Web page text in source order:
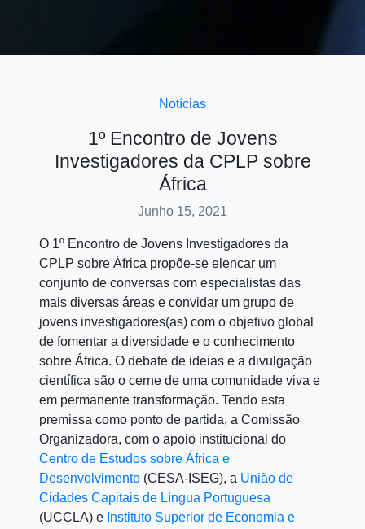
Notícias
1º Encontro de Jovens
Investigadores da CPLP sobre
África
Junho 15, 2021
O 1º Encontro de Jovens Investigadores da
CPLP sobre África propõe-se elencar um
conjunto de conversas com especialistas das
mais diversas áreas e convidar um grupo de
jovens investigadores(as) com o objetivo global
de fomentar a diversidade e o conhecimento
sobre África. O debate de ideias e a divulgação
científica são o cerne de uma comunidade viva e
em permanente transformação. Tendo esta
premissa como ponto de partida, a Comissão
Organizadora, com o apoio institucional do
Centro de Estudos sobre África e
Desenvolvimento (CESA-ISEG), a União de
Cidades Capitais de Língua Portuguesa
(UCCLA) e Instituto Superior de Economia e